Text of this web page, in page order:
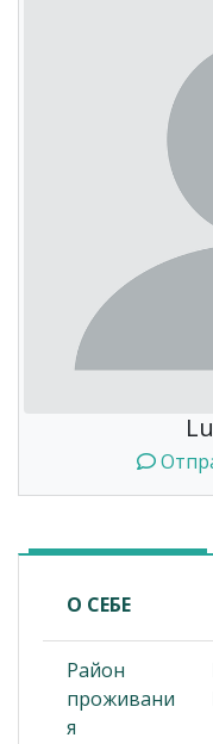
О СЕБЕ
Район
проживани
я